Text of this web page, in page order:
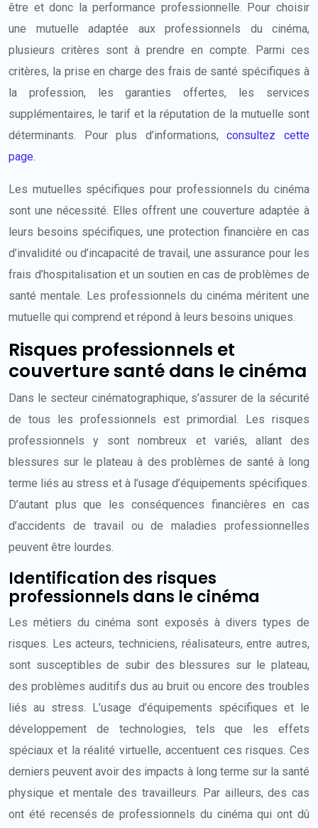
être et donc la performance professionnelle. Pour choisir
une mutuelle adaptée aux professionnels du cinéma,
plusieurs critères sont à prendre en compte. Parmi ces
critères, la prise en charge des frais de santé spécifiques à
la profession, les garanties offertes, les services
supplémentaires, le tarif et la réputation de la mutuelle sont
déterminants. Pour plus d’informations,consultez cette
page.
Les mutuelles spécifiques pour professionnels du cinéma
sont une nécessité. Elles offrent une couverture adaptée à
leurs besoins spécifiques, une protection financière en cas
d’invalidité ou d’incapacité de travail, une assurance pour les
frais d’hospitalisation et un soutien en cas de problèmes de
santé mentale. Les professionnels du cinéma méritent une
mutuelle qui comprend et répond à leurs besoins uniques.
Risques professionnels et
couverture santé dans le cinéma
Dans le secteur cinématographique, s’assurer de la sécurité
de tous les professionnels est primordial. Les risques
professionnels y sont nombreux et variés, allant des
blessures sur le plateau à des problèmes de santé à long
terme liés au stress et à l’usage d’équipements spécifiques.
D’autant plus que les conséquences financières en cas
d’accidents de travail ou de maladies professionnelles
peuvent être lourdes.
Identification des risques
professionnels dans le cinéma
Les métiers du cinéma sont exposés à divers types de
risques. Les acteurs, techniciens, réalisateurs, entre autres,
sont susceptibles de subir des blessures sur le plateau,
des problèmes auditifs dus au bruit ou encore des troubles
liés au stress. L’usage d’équipements spécifiques et le
développement de technologies, tels que les effets
spéciaux et la réalité virtuelle, accentuent ces risques. Ces
derniers peuvent avoir des impacts à long terme sur la santé
physique et mentale des travailleurs. Par ailleurs, des cas
ont été recensés de professionnels du cinéma qui ont dû